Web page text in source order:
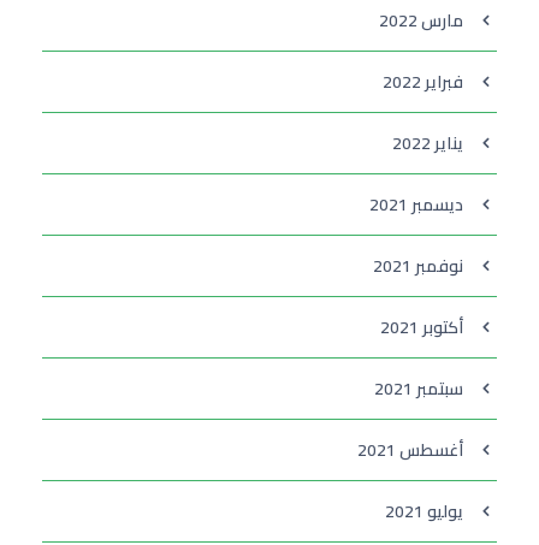
مارس 2022
فبراير 2022
يناير 2022
ديسمبر 2021
نوفمبر 2021
أكتوبر 2021
سبتمبر 2021
أغسطس 2021
يوليو 2021